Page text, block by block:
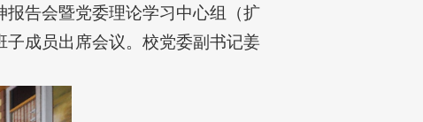
告会暨党委理论学习中心组（扩
成员出席会议。校党委副书记姜